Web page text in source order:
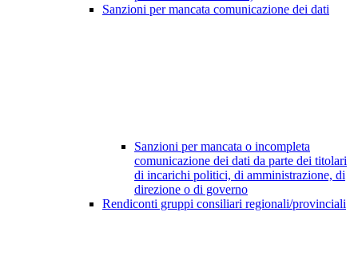
Sanzioni per mancata comunicazione dei dati
Sanzioni per mancata o incompleta
comunicazione dei dati da parte dei titolari
di incarichi politici, di amministrazione, di
direzione o di governo
Rendiconti gruppi consiliari regionali/provinciali